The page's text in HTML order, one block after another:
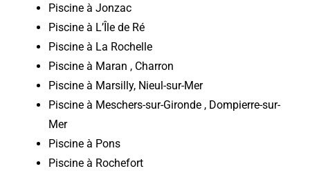
Piscine à Jonzac
Piscine à L’Île de Ré
Piscine à La Rochelle
Piscine à Maran , Charron
Piscine à Marsilly, Nieul-sur-Mer
Piscine à Meschers-sur-Gironde , Dompierre-sur-
Mer
Piscine à Pons
Piscine à Rochefort